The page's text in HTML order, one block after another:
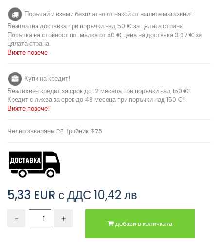
Поръчай и вземи безплатно от някой от нашите магазини!
Безплатна доставка при поръчки над 50 € за цялата страна.
Поръчка на стойност по-малка от 50 € цена на доставка 3.07 € за
цялата страна.
Вижте повече
Купи на кредит!
Безлихвен кредит за срок до 12 месеца при поръчки над 150 €!
Кредит с лихва за срок до 48 месеца при поръчки над 150 €!
Вижте повече!
Челно заваряем PE Тройник Ф75
5,33 EUR с ДДС 10,42 лв
добави в количката